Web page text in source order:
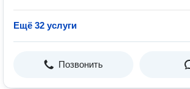
Ещё 32 услуги
Позвонить